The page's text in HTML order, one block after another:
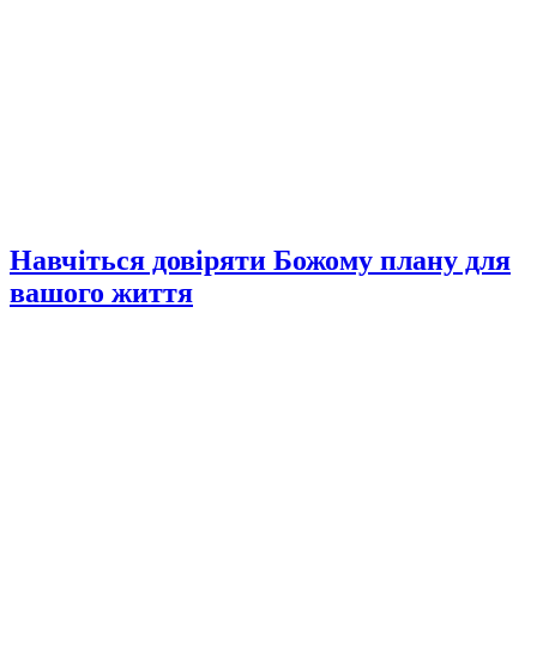
Навчіться довіряти Божому плану для
вашого життя